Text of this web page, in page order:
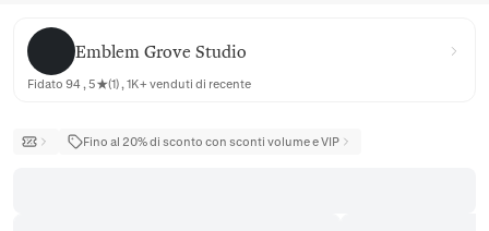
Emblem Grove Studio
Emblem Grove Studio
Fidato 94 , 5★(1) , 1K+ venduti di recente
Fino al 20% di sconto con sconti volume e VIP